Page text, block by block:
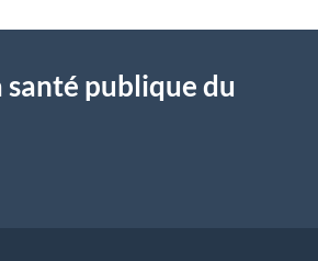
santé publique du